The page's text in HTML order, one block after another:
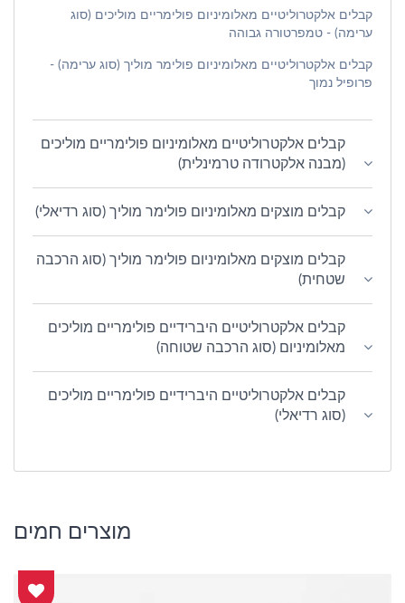
קבלים אלקטרוליטיים מאלומיניום פולימריים מוליכים (סוג
ערימה) - טמפרטורה גבוהה
קבלים אלקטרוליטיים מאלומיניום פולימר מוליך (סוג ערימה) -
פרופיל נמוך
קבלים אלקטרוליטיים מאלומיניום פולימריים מוליכים
(מבנה אלקטרודה טרמינלית)
קבלים מוצקים מאלומיניום פולימר מוליך (סוג רדיאלי)
קבלים מוצקים מאלומיניום פולימר מוליך (סוג הרכבה
שטחית)
קבלים אלקטרוליטיים היברידיים פולימריים מוליכים
מאלומיניום (סוג הרכבה שטוחה)
קבלים אלקטרוליטיים היברידיים פולימריים מוליכים
(סוג רדיאלי)
מוצרים חמים